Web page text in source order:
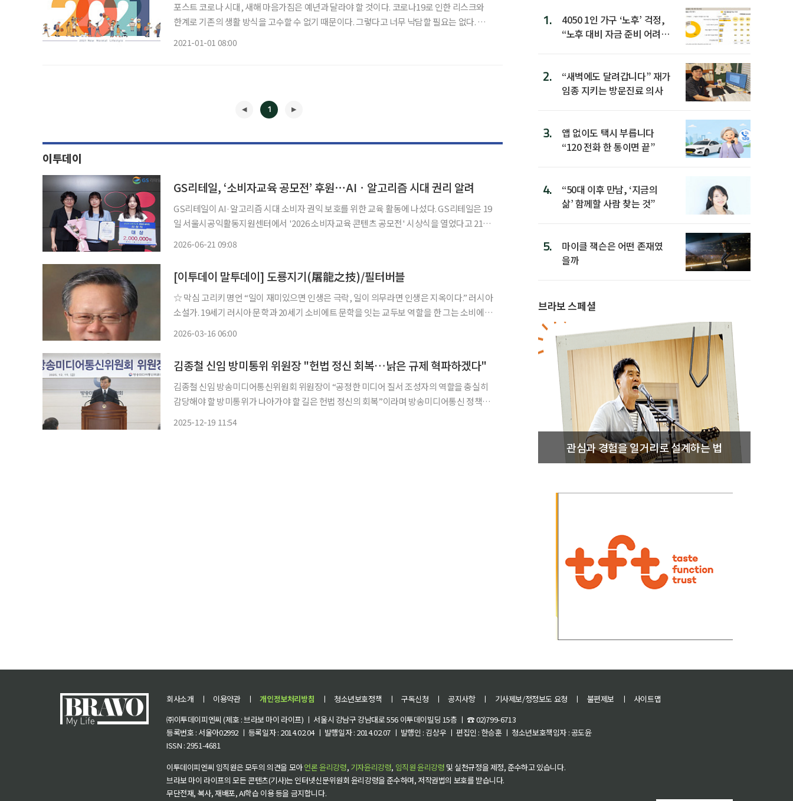
포스트 코로나 시대, 새해 마음가짐은 예년과 달라야 할 것이다. 코로나19로 인한 리스크와
한계로 기존의 생활 방식을 고수할 수 없기 때문이다. 그렇다고 너무 낙담할 필요는 없다. 지피
2021-01-01 08:00
1
이투데이
GS리테일, ‘소비자교육 공모전’ 후원⋯AIㆍ알고리즘 시대 권리 알려
GS리테일이 AI·알고리즘 시대 소비자 권익 보호를 위한 교육 활동에 나섰다. GS리테일은 19
일 서울시공익활동지원센터에서 '2026 소비자교육 콘텐츠 공모전' 시상식을 열었다고 21일
2026-06-21 09:08
[이투데이 말투데이] 도룡지기(屠龍之技)/필터버블
☆ 막심 고리키 명언 “일이 재미있으면 인생은 극락, 일이 의무라면 인생은 지옥이다.” 러시아
소설가. 19세기 러시아 문학과 20세기 소비에트 문학을 잇는 교두보 역할을 한 그는 소비에트
2026-03-16 06:00
김종철 신임 방미통위 위원장 "헌법 정신 회복…낡은 규제 혁파하겠다"
김종철 신임 방송미디어통신위원회 위원장이 “공정한 미디어 질서 조성자의 역할을 충실히
감당해야 할 방미통위가 나아가야 할 길은 헌법 정신의 회복”이라며 방송미디어통신 정책의
2025-12-19 11:54
1.
4050 1인 가구 ‘노후’ 걱정,
“노후 대비 자금 준비 어려
2.
“새벽에도 달려갑니다” 재가
임종 지키는 방문진료 의사
3.
앱 없이도 택시 부릅니다
“120 전화 한 통이면 끝”
4.
“50대 이후 만남, ‘지금의
삶’ 함께할 사람 찾는 것”
5.
마이클 잭슨은 어떤 존재였
을까
브라보 스페셜
관심과 경험을 일거리로 설계하는 법
회사소개 ㅣ 이용약관 ㅣ 개인정보처리방침 ㅣ 청소년보호정책 ㅣ 구독신청 ㅣ 공지사항 ㅣ 기사제보/정정보도 요청 ㅣ 불편제보 ㅣ
사이트맵
㈜이투데이피엔씨 (제호 : 브라보 마이 라이프) ㅣ 서울시 강남구 강남대로 556 이투데이빌딩 15층 ㅣ ☎ 02)799-6713
등록번호 : 서울아02992 ㅣ 등록일자 : 2014.02.04 ㅣ 발행일자 : 2014.02.07 ㅣ 발행인 : 김상우 ㅣ 편집인 : 한승훈 ㅣ 청소년보호책임자 : 공도윤
ISSN : 2951-4681
이투데이피엔씨 임직원은 모두의 의견을 모아언론 윤리강령, 기자윤리강령, 임직원 윤리강령 및 실천규정을 제정, 준수하고 있습니다.
브라보 마이 라이프의 모든 콘텐츠(기사)는 인터넷신문위원회 윤리강령을 준수하며, 저작권법의 보호를 받습니다.
무단전재, 복사, 재배포, AI학습 이용 등을 금지합니다.